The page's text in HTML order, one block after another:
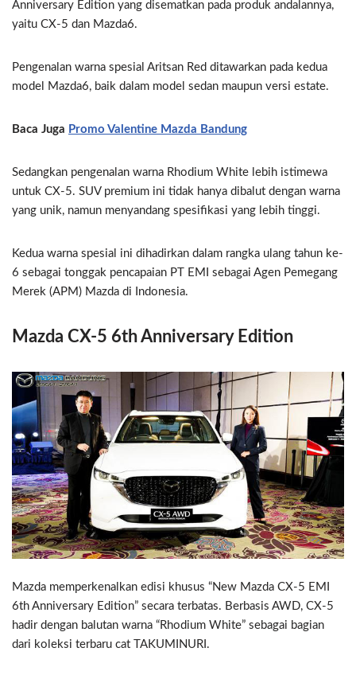
Anniversary Edition yang disematkan pada produk andalannya,
yaitu CX-5 dan Mazda6.
Pengenalan warna spesial Aritsan Red ditawarkan pada kedua
model Mazda6, baik dalam model sedan maupun versi estate.
Baca Juga Promo Valentine Mazda Bandung
Sedangkan pengenalan warna Rhodium White lebih istimewa
untuk CX-5. SUV premium ini tidak hanya dibalut dengan warna
yang unik, namun menyandang spesifikasi yang lebih tinggi.
Kedua warna spesial ini dihadirkan dalam rangka ulang tahun ke-
6 sebagai tonggak pencapaian PT EMI sebagai Agen Pemegang
Merek (APM) Mazda di Indonesia.
Mazda CX-5 6th Anniversary Edition
Mazda memperkenalkan edisi khusus “New Mazda CX-5 EMI
6th Anniversary Edition” secara terbatas. Berbasis AWD, CX-5
hadir dengan balutan warna “Rhodium White” sebagai bagian
dari koleksi terbaru cat TAKUMINURI.